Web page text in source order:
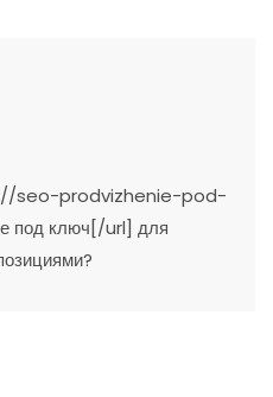
seo-prodvizhenie-pod-
под ключ[/url] для